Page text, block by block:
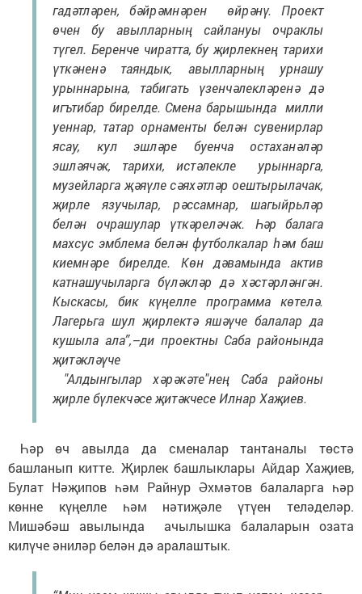
гадәтләрен, бәйрәмнәрен өйрәнү. Проект
өчен бу авылларның сайлануы очраклы
түгел. Беренче чиратта, бу җирлекнең тарихи
үткәненә таяндык, авылларның урнашу
урыннарына, табигать үзенчәлекләренә дә
игътибар бирелде. Смена барышында милли
уеннар, татар орнаменты белән сувенирлар
ясау, кул эшләре буенча остаханәләр
эшләячәк, тарихи, истәлекле урыннарга,
музейларга җәяүле сәяхәтләр оештырылачак,
җирле язучылар, рәссамнар, шагыйрьләр
белән очрашулар үткәреләчәк. Һәр балага
махсус эмблема белән футболкалар һәм баш
киемнәре бирелде. Көн дәвамында актив
катнашучыларга бүләкләр дә хәстәрләнгән.
Кыскасы, бик күңелле программа көтелә.
Лагерьга шул җирлектә яшәүче балалар да
кушыла ала”,–ди проектны Саба районында
җитәкләүче
"Алдынгылар хәрәкәте"нең Саба районы
җирле бүлекчәсе җитәкчесе Илнар Хаҗиев.
Һәр өч авылда да сменалар тантаналы төстә
башланып китте. Җирлек башлыклары Айдар Хаҗиев,
Булат Нәҗипов һәм Райнур Әхмәтов балаларга һәр
көнне күңелле һәм нәтиҗәле үтүен теләделәр.
Мишәбәш авылында ачылышка балаларын озата
килүче әниләр белән дә аралаштык.